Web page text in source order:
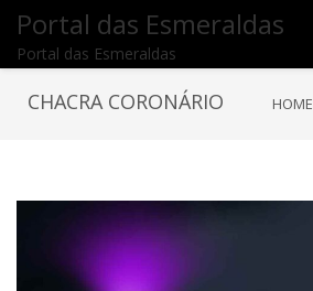
Portal das Esmeraldas
Portal das Esmeraldas
CHACRA CORONÁRIO HOME